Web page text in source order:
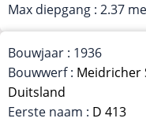
Max diepgang : 2.37
Bouwjaar : 1936
Bouwwerf : Meidricher
Duitsland
Eerste naam : D 413